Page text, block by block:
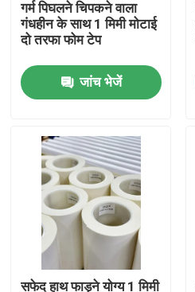
उत्पाद
वीडियो
गर्म पिघलने चिपकने वाला
गंधहीन के साथ 1 मिमी मोटाई
दो तरफा फोम टेप
जांच भेजें
सफेद हाथ फाड़ने योग्य 1 मिमी